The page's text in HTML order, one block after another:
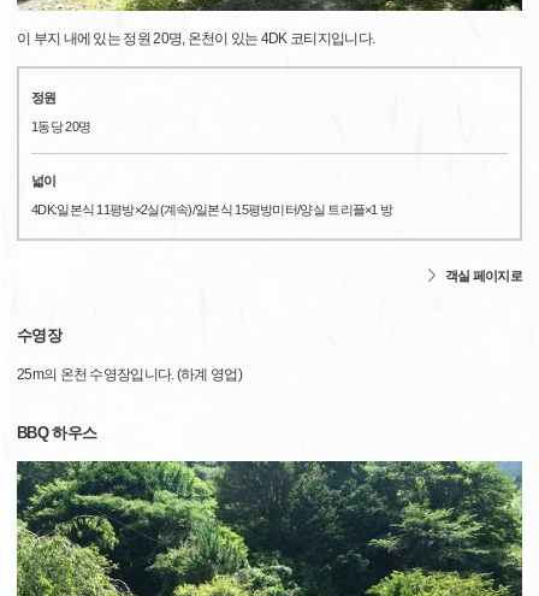
이 부지 내에 있는 정원 20명, 온천이 있는 4DK 코티지입니다.
정원
1동당 20명
넓이
4DK:일본식 11평방×2실(계속)/일본식 15평방미터/양실 트리플×1 방
객실 페이지로
수영장
25m의 온천 수영장입니다. (하계 영업)
BBQ 하우스